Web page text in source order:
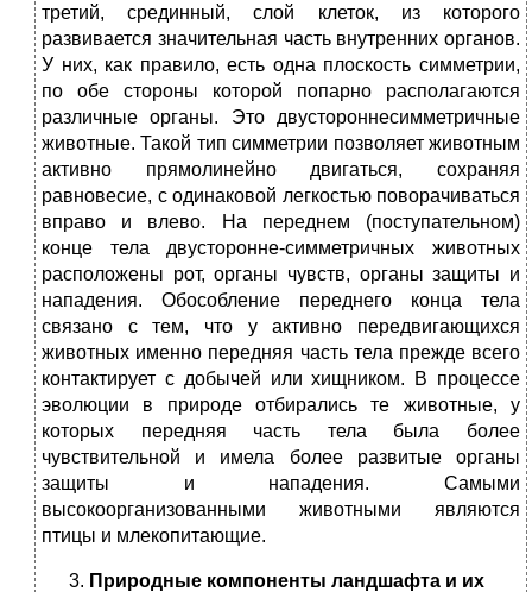
третий, срединный, слой клеток, из которого
развивается значительная часть внутренних органов.
У них, как правило, есть одна плоскость симметрии,
по обе стороны которой попарно располагаются
различные органы. Это двустороннесимметричные
животные. Такой тип симметрии позволяет животным
активно прямолинейно двигаться, сохраняя
равновесие, с одинаковой легкостью поворачиваться
вправо и влево. На переднем (поступательном)
конце тела двусторонне-симметричных животных
расположены рот, органы чувств, органы защиты и
нападения. Обособление переднего конца тела
связано с тем, что у активно передвигающихся
животных именно передняя часть тела прежде всего
контактирует с добычей или хищником. В процессе
эволюции в природе отбирались те животные, у
которых передняя часть тела была более
чувствительной и имела более развитые органы
защиты и нападения. Самыми
высокоорганизованными животными являются
птицы и млекопитающие.
Природные компоненты ландшафта и их